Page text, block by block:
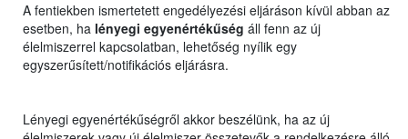
A fentiekben ismertetett engedélyezési eljáráson kívül abban az
esetben, ha lényegi egyenértékűség áll fenn az új
élelmiszerrel kapcsolatban, lehetőség nyílik egy
egyszerűsített/notifikációs eljárásra.
Lényegi egyenértékűségről akkor beszélünk, ha az új